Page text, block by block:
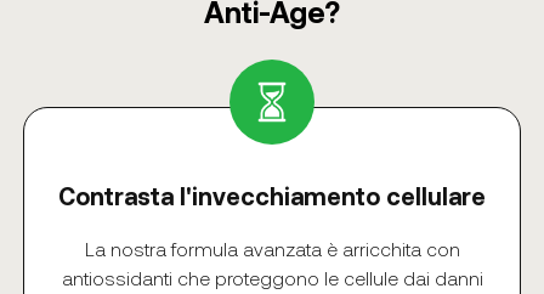
Anti-Age?
Contrasta l'invecchiamento cellulare
La nostra formula avanzata è arricchita con
antiossidanti che proteggono le cellule dai danni